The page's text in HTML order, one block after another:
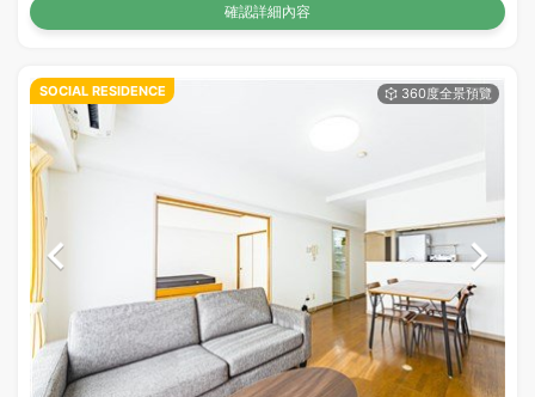
確認詳細內容
SOCIAL RESIDENCE